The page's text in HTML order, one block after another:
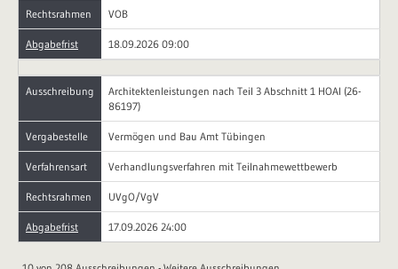
Rechtsrahmen VOB
Abgabefrist 18.09.2026 09:00
Ausschreibung
Architektenleistungen nach Teil 3 Abschnitt 1 HOAI (26-
86197)
Vergabestelle Vermögen und Bau Amt Tübingen
Verfahrensart Verhandlungsverfahren mit Teilnahmewettbewerb
Rechtsrahmen UVgO/VgV
Abgabefrist 17.09.2026 24:00